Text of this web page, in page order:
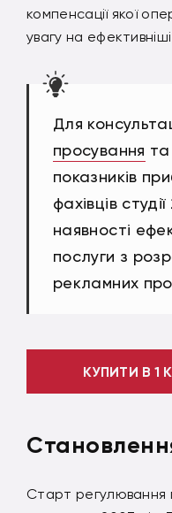
компенсації якої
увагу на
Для
просування
показників
фахівців
наявності
послуги з
рекламних
КУПИТИ В 1
Старт регулювання